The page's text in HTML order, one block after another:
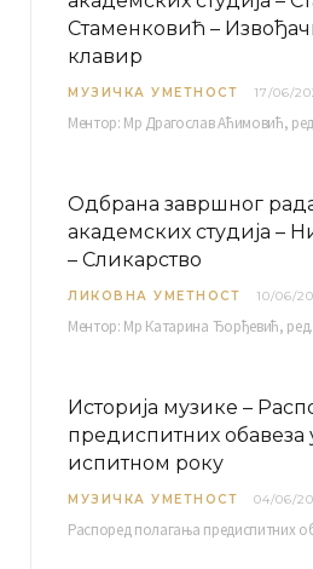
Стаменковић –
клавир
МУЗИЧКА УМЕТНОСТ 17/06/
Одбрана завршног
академских студија –
– Сликарство
ЛИКОВНА УМЕТНОСТ 10/06/
Историја музике –
предиспитних обавеза
испитном року
МУЗИЧКА УМЕТНОСТ 04/06/